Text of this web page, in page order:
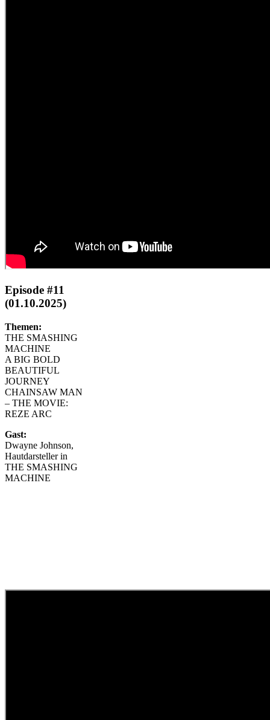
Episode #11
(01.10.2025)
Themen:
THE SMASHING
MACHINE
A BIG BOLD
BEAUTIFUL
JOURNEY
CHAINSAW MAN
– THE MOVIE:
REZE ARC
Gast:
Dwayne Johnson,
Hautdarsteller in
THE SMASHING
MACHINE